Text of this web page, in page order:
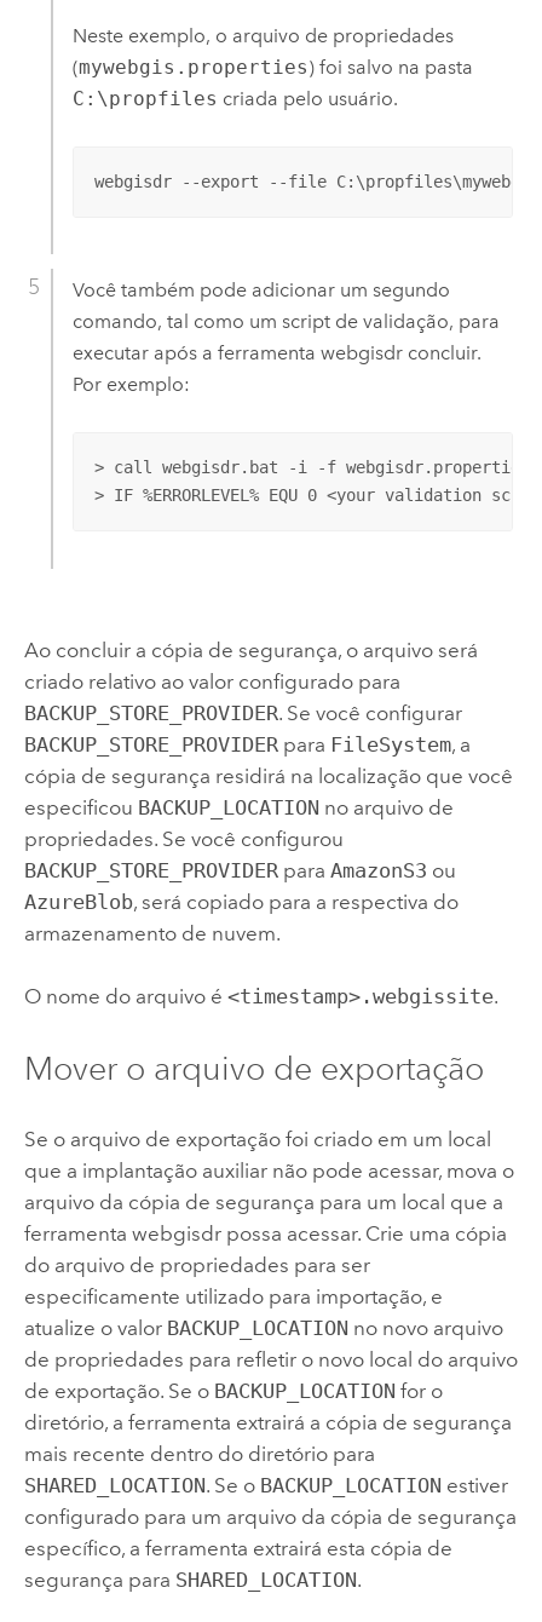
Neste exemplo, o arquivo de propriedades
(mywebgis.properties) foi salvo na pasta
C:\propfiles criada pelo usuário.
webgisdr --export --file
Você também pode adicionar um segundo
comando, tal como um script de validação, para
executar após a ferramenta webgisdr concluir.
Por exemplo:
> call webgisdr.bat -i -f webgisdr.properties
> IF %ERRORLEVEL% EQU 0 <your validation
Ao concluir a cópia de segurança, o arquivo será
criado relativo ao valor configurado para
BACKUP_STORE_PROVIDER. Se você configurar
BACKUP_STORE_PROVIDERpara FileSystem, a
cópia de segurança residirá na localização que você
especificou BACKUP_LOCATION no arquivo de
propriedades. Se você configurou
BACKUP_STORE_PROVIDERpara AmazonS3 ou
AzureBlob, será copiado para a respectiva do
armazenamento de nuvem.
O nome do arquivo é <timestamp>.webgissite.
Mover o arquivo de exportação
Se o arquivo de exportação foi criado em um local
que a implantação auxiliar não pode acessar, mova o
arquivo da cópia de segurança para um local que a
ferramenta webgisdr possa acessar. Crie uma cópia
do arquivo de propriedades para ser
especificamente utilizado para importação, e
atualize o valor BACKUP_LOCATION no novo arquivo
de propriedades para refletir o novo local do arquivo
de exportação. Se o BACKUP_LOCATION for o
diretório, a ferramenta extrairá a cópia de segurança
mais recente dentro do diretório para
SHARED_LOCATION. Se o BACKUP_LOCATION estiver
configurado para um arquivo da cópia de segurança
específico, a ferramenta extrairá esta cópia de
segurança para SHARED_LOCATION.